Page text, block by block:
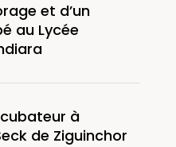
et d’un
au Lycée
à
de Ziguinchor